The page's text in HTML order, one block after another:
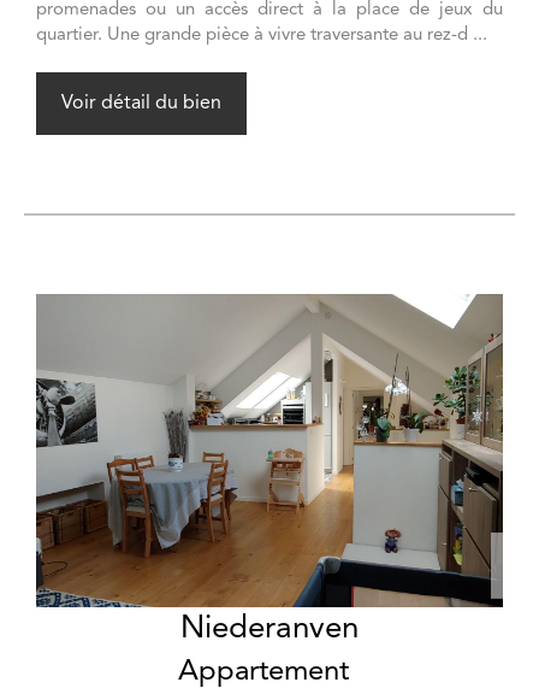
promenades ou un accès direct à la place de jeux du
quartier. Une grande pièce à vivre traversante au rez-d ...
Voir détail du bien
Niederanven
Appartement